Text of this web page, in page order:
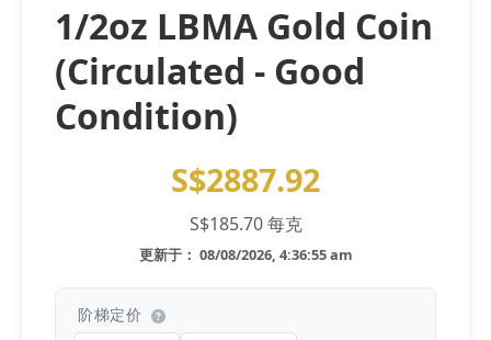
1/2oz LBMA Gold Coin
(Circulated - Good
Condition)
S$2887.92
S$185.70 每克
更新于： 08/08/2026, 4:36:55 am
阶梯定价